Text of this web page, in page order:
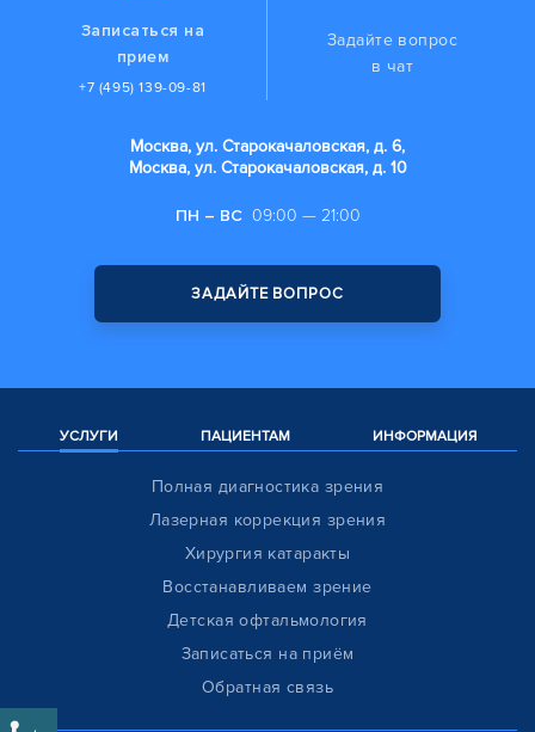
Записаться на
прием
+7 (495) 139-09-81
Задайте вопрос
в чат
Москва, ул. Старокачаловская, д. 6,
Москва, ул. Старокачаловская, д. 10
ПН – ВС 09:00 — 21:00
ЗАДАЙТЕ ВОПРОС
УСЛУГИ ПАЦИЕНТАМ ИНФОРМАЦИЯ
Полная диагностика зрения
Лазерная коррекция зрения
Хирургия катаракты
Восстанавливаем зрение
Детская офтальмология
Записаться на приём
Обратная связь